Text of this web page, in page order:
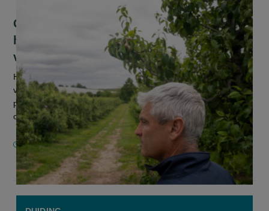
Goede prognoses, maar Vlaamse
hardfruitteler waarschuwt voor greep
van megahandelaars
Het hardfruitseizoen lijkt af te stevenen op een herhaling van
vorig jaar. Door de weersomstandigheden zijn de
productieverwachtingen getemperd, maar bij een nakend
onderaanbod zou de prijs...
17 JUNI 2025